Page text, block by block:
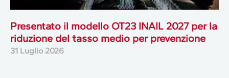
Presentato il modello OT23 INAIL 2027 per la
riduzione del tasso medio per prevenzione
31 Luglio 2026